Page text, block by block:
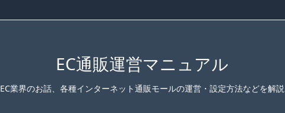
EC通販運営マニュアル
EC業界のお話、各種インターネット通販モールの運営・設定方法などを解説